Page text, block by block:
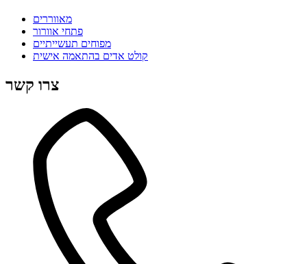
מאווררים
פתחי אוורור
מפוחים תעשייתיים
קולט אדים בהתאמה אישית
צרו קשר